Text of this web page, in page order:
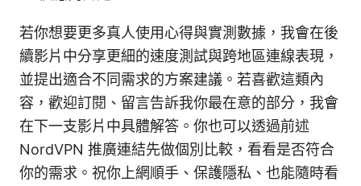
若你想要更多真人使用心得與實測數據，我會在後
續影片中分享更細的速度測試與跨地區連線表現，
並提出適合不同需求的方案建議。若喜歡這類內
容，歡迎訂閱、留言告訴我你最在意的部分，我會
在下一支影片中具體解答。你也可以透過前述
NordVPN 推廣連結先做個別比較，看看是否符合
你的需求。祝你上網順手、保護隱私、也能隨時看